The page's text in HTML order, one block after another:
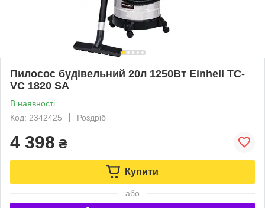
Пилосос будівельний 20л 1250Вт Einhell TC-
VC 1820 SA
В наявності
Код: 2342425
Роздріб
4 398 ₴
Купити
або